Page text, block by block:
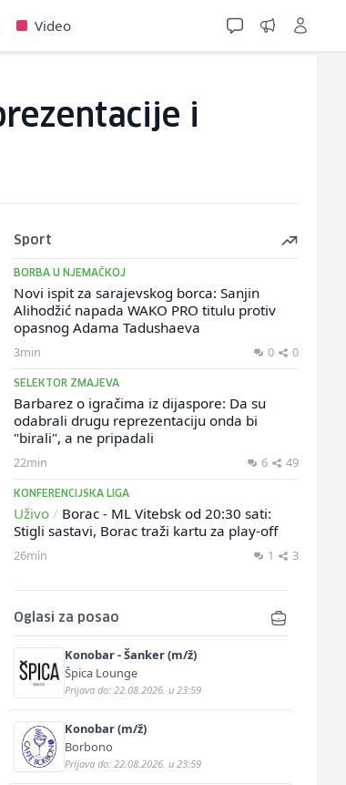
Video
i
Sport
BORBA U NJEMAČKOJ
Novi ispit za sarajevskog borca: Sanjin
Alihodžić napada WAKO PRO titulu protiv
opasnog Adama Tadushaeva
3min 0 0
SELEKTOR ZMAJEVA
Barbarez o igračima iz dijaspore: Da su
odabrali drugu reprezentaciju onda bi
"birali", a ne pripadali
22min 6 49
KONFERENCIJSKA LIGA
Uživo / Borac - ML Vitebsk od 20:30 sati:
Stigli sastavi, Borac traži kartu za play-off
26min 1 3
Oglasi za posao
Konobar - Šanker (m/ž)
Špica Lounge
Prijava do: 22.08.2026. u 23:59
Konobar (m/ž)
Borbono
Prijava do: 22.08.2026. u 23:59